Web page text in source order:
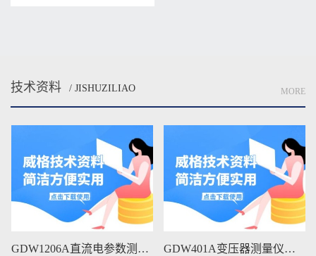
技术资料 / JISHUZILIAO MORE
GDW1206A直流电参数测量仪维修手册下载 GDW401A变压器测量仪维修手册下载